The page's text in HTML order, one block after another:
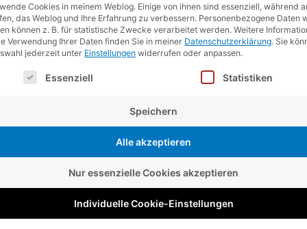
Website
Cookies in meinem Weblog. Einige von ihnen sind essenziell, während
das Weblog und Ihre Erfahrung zu verbessern. Personenbezogene Daten
können z. B. für statistische Zwecke verarbeitet werden. Weitere
Verwendung Ihrer Daten finden Sie in meiner Datenschutzerklärung. Sie
jederzeit unter Einstellungen widerrufen oder anpassen.
eine Liste der Service-Gruppen, für die eine Einwilligung
Essenziell Statistiken
Speichern
Alle akzeptieren
Nur essenzielle Cookies akzeptieren
Individuelle Cookie-Einstellungen